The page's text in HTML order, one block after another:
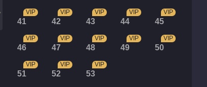
41
VIP
42
VIP
43
VIP
44
VIP
45
VIP
46
VIP
47
VIP
48
VIP
49
VIP
50
VIP
51
VIP
52
VIP
53
VIP